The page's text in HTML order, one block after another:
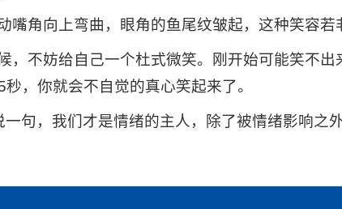
角向上弯曲，眼角的鱼尾纹皱起，这种笑容若
，不妨给自己一个杜式微笑。刚开始可能笑不
，你就会不自觉的真心笑起来了。
句，我们才是情绪的主人，除了被情绪影响之